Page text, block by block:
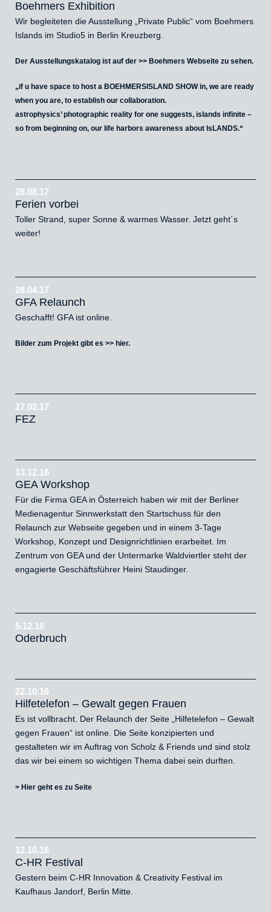
Boehmers Exhibition
Wir begleiteten die Ausstellung „Private Public“ vom Boehmers
Islands im Studio5 in Berlin Kreuzberg.
Der Ausstellungskatalog ist auf der >> Boehmers Webseite zu sehen.
„if u have space to host a BOEHMERSISLAND SHOW in, we are ready
when you are, to establish our collaboration.
astrophysics’ photographic reality for one suggests, islands infinite –
so from beginning on, our life harbors awareness about IsLANDS.“
28.08.17
Ferien vorbei
Toller Strand, super Sonne & warmes Wasser. Jetzt geht´s
weiter!
28.04.17
GFA Relaunch
Geschafft! GFA ist online.
Bilder zum Projekt gibt es >> hier.
27.03.17
FEZ
13.12.16
GEA Workshop
Für die Firma GEA in Österreich haben wir mit der Berliner
Medienagentur Sinnwerkstatt den Startschuss für den
Relaunch zur Webseite gegeben und in einem 3-Tage
Workshop, Konzept und Designrichtlinien erarbeitet. Im
Zentrum von GEA und der Untermarke Waldviertler steht der
engagierte Geschäftsführer Heini Staudinger.
5.12.16
Oderbruch
22.10.16
Hilfetelefon – Gewalt gegen Frauen
Es ist vollbracht. Der Relaunch der Seite „Hilfetelefon – Gewalt
gegen Frauen“ ist online. Die Seite konzipierten und
gestalteten wir im Auftrag von Scholz & Friends und sind stolz
das wir bei einem so wichtigen Thema dabei sein durften.
> Hier geht es zu Seite
12.10.16
C-HR Festival
Gestern beim C-HR Innovation & Creativity Festival im
Kaufhaus Jandorf, Berlin Mitte.